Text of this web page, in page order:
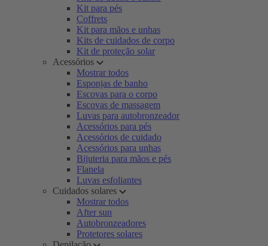
Kit para pés
Coffrets
Kit para mãos e unhas
Kits de cuidados de corpo
Kit de proteção solar
Acessórios
Mostrar todos
Esponjas de banho
Escovas para o corpo
Escovas de massagem
Luvas para autobronzeador
Acessórios para pés
Acessórios de cuidado
Acessórios para unhas
Bijuteria para mãos e pés
Flanela
Luvas esfoliantes
Cuidados solares
Mostrar todos
After sun
Autobronzeadores
Protetores solares